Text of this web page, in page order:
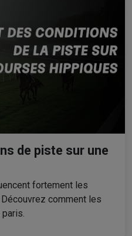
de piste sur une
fortement les
comment les